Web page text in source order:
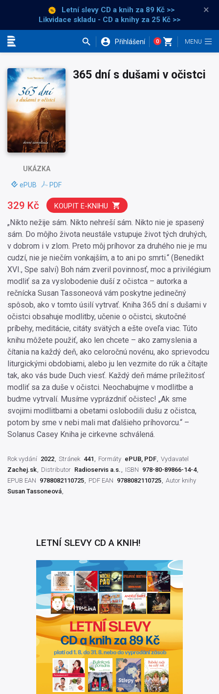
Letní slevy CD a knih za 89 Kč >>
Likvidace skladu - CD a knihy za 25 Kč >>
×
Přihlášení 0
UKÁZKA
ePUB PDF
365 dní s dušami v očistci
„Nikto nežije sám. Nikto nehreší sám. Nikto nie je spasený
sám. Do môjho života neustále vstupuje život tých druhých,
v dobrom i v zlom. Preto môj príhovor za druhého nie je mu
cudzí, nie je niečím vonkajším, a to ani po smrti.“ (Benedikt
XVI., Spe salvi) Boh nám zveril povinnosť, moc a privilégium
modliť sa za vyslobodenie duší z očistca – autorka a
rečnícka Susan Tassoneová vám poskytne jedinečný
spôsob, ako v tomto úsilí vytrvať. Kniha 365 dní s dušami v
očistci obsahuje modlitby, učenie o očistci, skutočné
príbehy, meditácie, citáty svätých a ešte oveľa viac. Túto
knihu môžete použiť, ako len chcete – ako zamyslenia a
čítania na každý deň, ako celoročnú novénu, ako sprievodcu
liturgickými obdobiami, alebo ju len vezmite do rúk a čítajte
tak, ako vás bude Duch viesť. Každý deň máme príležitosť
modliť sa za duše v očistci. Neochabujme v modlitbe a
budme vytrvalí. Musíme vyprázdniť očistec! „Ak sme
svojimi modlitbami a obetami oslobodili dušu z očistca,
potom by sme v nebi mali mat ďalšieho príhovorcu.“ –
Solanus Casey Kniha je cirkevne schválená.
329 Kč KOUPIT E-KNIHU
Rok vydání 2022 Stránek 441 Formáty ePUB, PDF Vydavatel
Zachej.sk
Distributor Radioservis a.s. ISBN 978-80-89866-14-4
EPUB EAN 9788082110725 PDF EAN 9788082110725 Autor knihy
Susan Tassoneová
LETNÍ SLEVY CD A KNIH!